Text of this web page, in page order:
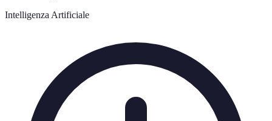
Intelligenza Artificiale